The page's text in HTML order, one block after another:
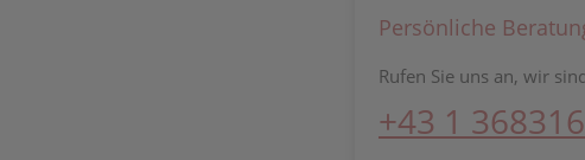
Persönliche
Rufen Sie uns an, wir
+43 1